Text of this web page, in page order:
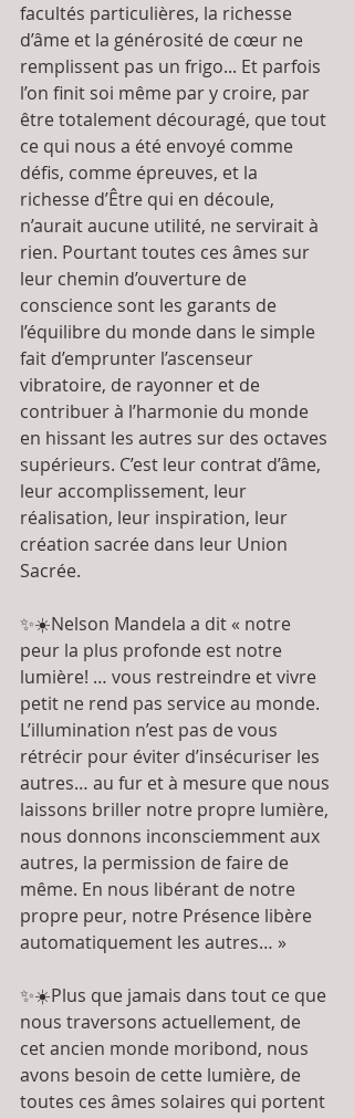
facultés particulières, la richesse
d’âme et la générosité de cœur ne
remplissent pas un frigo... Et parfois
l’on finit soi même par y croire, par
être totalement découragé, que tout
ce qui nous a été envoyé comme
défis, comme épreuves, et la
richesse d’Être qui en découle,
n’aurait aucune utilité, ne servirait à
rien. Pourtant toutes ces âmes sur
leur chemin d’ouverture de
conscience sont les garants de
l’équilibre du monde dans le simple
fait d’emprunter l’ascenseur
vibratoire, de rayonner et de
contribuer à l’harmonie du monde
en hissant les autres sur des octaves
supérieurs. C’est leur contrat d’âme,
leur accomplissement, leur
réalisation, leur inspiration, leur
création sacrée dans leur Union
Sacrée.
✨☀️Nelson Mandela a dit « notre
peur la plus profonde est notre
lumière! … vous restreindre et vivre
petit ne rend pas service au monde.
L’illumination n’est pas de vous
rétrécir pour éviter d’insécuriser les
autres… au fur et à mesure que nous
laissons briller notre propre lumière,
nous donnons inconsciemment aux
autres, la permission de faire de
même. En nous libérant de notre
propre peur, notre Présence libère
automatiquement les autres… »
✨☀️Plus que jamais dans tout ce que
nous traversons actuellement, de
cet ancien monde moribond, nous
avons besoin de cette lumière, de
toutes ces âmes solaires qui portent